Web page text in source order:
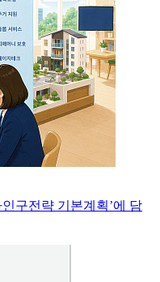
구전략 기본계획’에 담